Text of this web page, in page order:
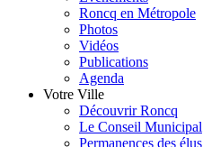
Roncq en Métropole
Photos
Vidéos
Publications
Agenda
Votre Ville
Découvrir Roncq
Le Conseil Municipal
Permanences des élus